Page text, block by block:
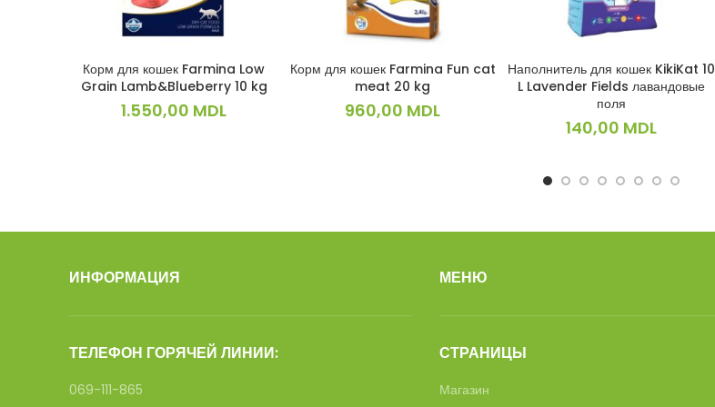
В КОРЗИНУ
Корм для кошек Farmina Low
Grain Lamb&Blueberry 10 kg
1.550,00 MDL
В КОРЗИНУ
Корм для кошек Farmina Fun cat
meat 20 kg
960,00 MDL
В КОРЗИНУ
Наполнитель для кошек KikiKat 10
L Lavender Fields лавандовые
поля
140,00 MDL
ИНФОРМАЦИЯ
ТЕЛЕФОН ГОРЯЧЕЙ ЛИНИИ:
069-111-865
МЕНЮ
СТРАНИЦЫ
Магазин